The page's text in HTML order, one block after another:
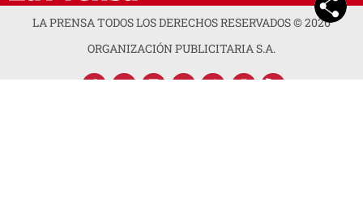
LA PRENSA TODOS LOS DERECHOS RESERVADOS ©2026
ORGANIZACIÓN PUBLICITARIA S.A.